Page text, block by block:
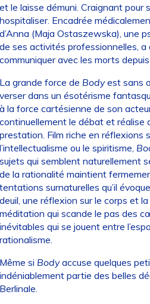
le laisse démuni. Craignant pour
Encadrée
(Maja Ostaszewska), une
ses activités professionnelles, a
avec les morts
grande force de Bodyest sans
dans un ésotérisme
la force cartésienne de son
le débat et réalise
Film riche en réflexions
ou le spiritisme,
qui semblent naturellement
la rationalité maintient
surnaturelles qu’il
une réflexion sur le corps et la
qui scande le pas des
qui se jouent entre
si Bodyaccuse quelques
partie des belles